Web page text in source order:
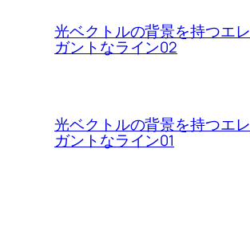
光ベクトルの背景を持つエレ
ガントなライン02
光ベクトルの背景を持つエレ
ガントなライン01